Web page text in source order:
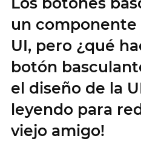
un componente
UI, pero ¿qué
botón
el diseño de la
leyendo para
viejo amigo!